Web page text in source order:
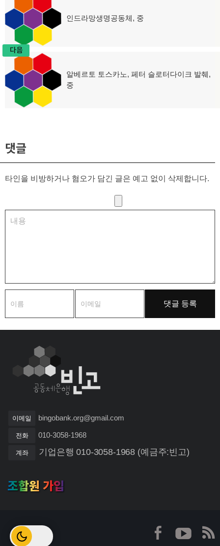
글
탐
색
이
인드라망생명공동체, 중
다음
다
음
알베르토 토스카노, 페터 슬로터다이크 발췌,
중
댓글
타인을 비방하거나 혐오가 담긴 글은 예고 없이 삭제합니다.
이메일 bingobank.org@gmail.com
전화 010-3058-1968
계좌 기업은행 010-3058-1968 (예금주:빈고)
조합원 가입